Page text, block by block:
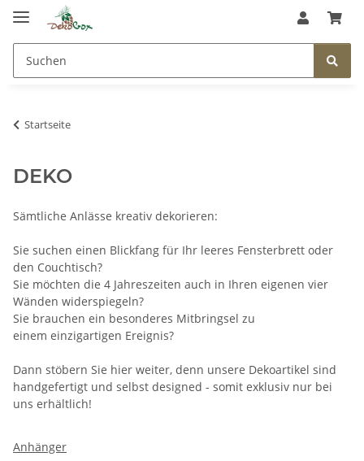
Startseite
DEKO
Sämtliche Anlässe kreativ dekorieren:
Sie suchen einen Blickfang für Ihr leeres Fensterbrett oder
den Couchtisch?
Sie möchten die 4 Jahreszeiten auch in Ihren eigenen vier
Wänden widerspiegeln?
Sie brauchen ein besonderes Mitbringsel zu
einem einzigartigen Ereignis?
Dann stöbern Sie hier weiter, denn unsere Dekoartikel sind
handgefertigt und selbst designed - somit exklusiv nur bei
uns erhältlich!
Anhänger